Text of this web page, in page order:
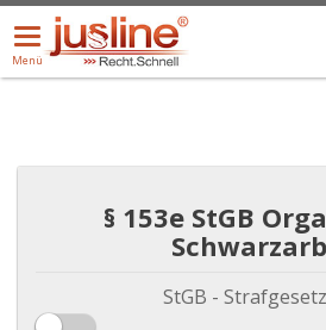
Menü
öffnen/schließen
Menü
ALLE DROPDOWN: GEWÄHLTER
§ 153e StGB
StGB -